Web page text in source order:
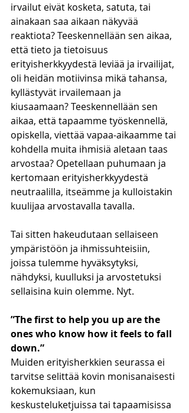
irvailut eivät kosketa, satuta, tai
ainakaan saa aikaan näkyvää
reaktiota? Teeskennellään sen aikaa,
että tieto ja tietoisuus
erityisherkkyydestä leviää ja irvailijat,
oli heidän motiivinsa mikä tahansa,
kyllästyvät irvailemaan ja
kiusaamaan? Teeskennellään sen
aikaa, että tapaamme työskennellä,
opiskella, viettää vapaa-aikaamme tai
kohdella muita ihmisiä aletaan taas
arvostaa? Opetellaan puhumaan ja
kertomaan erityisherkkyydestä
neutraalilla, itseämme ja kulloistakin
kuulijaa arvostavalla tavalla.
Tai sitten hakeudutaan sellaiseen
ympäristöön ja ihmissuhteisiin,
joissa tulemme hyväksytyksi,
nähdyksi, kuulluksi ja arvostetuksi
sellaisina kuin olemme. Nyt.
”The first to help you up are the
ones who know how it feels to fall
down.”
Muiden erityisherkkien seurassa ei
tarvitse selittää kovin monisanaisesti
kokemuksiaan, kun
keskusteluketjuissa tai tapaamisissa